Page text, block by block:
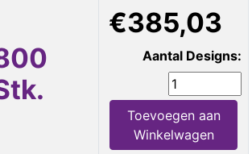
€385,03
Aantal Designs:
Toevoegen aan
Winkelwagen